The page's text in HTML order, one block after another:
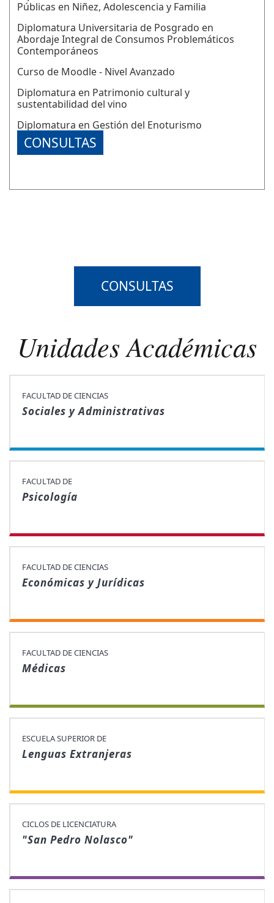
Públicas en Niñez, Adolescencia y Familia
Diplomatura Universitaria de Posgrado en
Abordaje Integral de Consumos Problemáticos
Contemporáneos
Curso de Moodle - Nivel Avanzado
Diplomatura en Patrimonio cultural y
sustentabilidad del vino
Diplomatura en Gestión del Enoturismo
CONSULTAS
CONSULTAS
Unidades Académicas
FACULTAD DE CIENCIAS
Sociales y Administrativas
FACULTAD DE
Psicología
FACULTAD DE CIENCIAS
Económicas y Jurídicas
FACULTAD DE CIENCIAS
Médicas
ESCUELA SUPERIOR DE
Lenguas Extranjeras
CICLOS DE LICENCIATURA
"San Pedro Nolasco"